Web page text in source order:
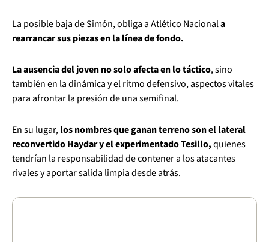
La posible baja de Simón, obliga a Atlético Nacionala
rearrancar sus piezas en la línea de fondo.
La ausencia del joven no solo afecta en lo táctico, sino
también en la dinámica y el ritmo defensivo, aspectos vitales
para afrontar la presión de una semifinal.
En su lugar,los nombres que ganan terreno son el lateral
reconvertido Haydar y el experimentado Tesillo,quienes
tendrían la responsabilidad de contener a los atacantes
rivales y aportar salida limpia desde atrás.